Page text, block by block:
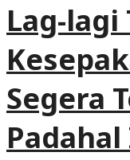
Lag-
Segera